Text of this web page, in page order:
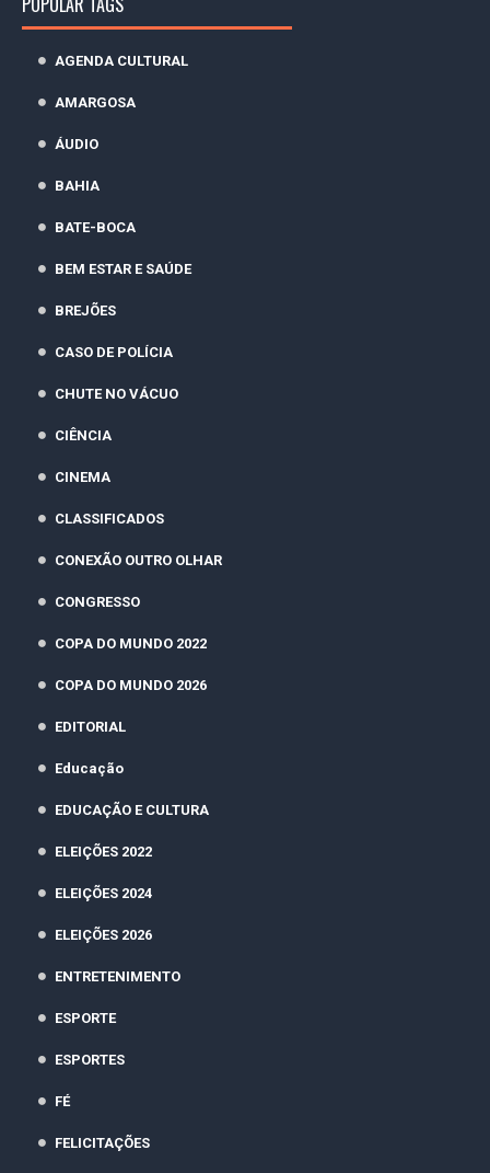
AGENDA CULTURAL
AMARGOSA
ÁUDIO
BAHIA
BATE-BOCA
BEM ESTAR E SAÚDE
BREJÕES
CASO DE POLÍCIA
CHUTE NO VÁCUO
CIÊNCIA
CINEMA
CLASSIFICADOS
CONEXÃO OUTRO OLHAR
CONGRESSO
COPA DO MUNDO 2022
COPA DO MUNDO 2026
EDITORIAL
Educação
EDUCAÇÃO E CULTURA
ELEIÇÕES 2022
ELEIÇÕES 2024
ELEIÇÕES 2026
ENTRETENIMENTO
ESPORTE
ESPORTES
FÉ
FELICITAÇÕES